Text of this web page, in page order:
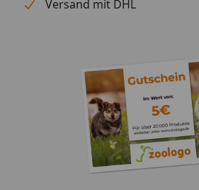
Fütterungsempfehlung pro Tier
Während der Trächtigkeit,
extremer Belastung sollte die
werden. Die angegebene
nicht überschritten werden.
Versand mit DHL